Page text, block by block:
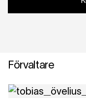
Förvaltare